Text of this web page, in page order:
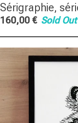
Sérigraphie,
160,00 € Sold Out